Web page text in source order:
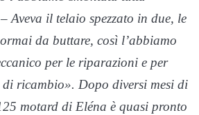
Aveva il telaio spezzato in due, le
da buttare, così l’abbiamo
per le riparazioni e per
ricambio». Dopo diversi mesi di
motard di Eléna è quasi pronto